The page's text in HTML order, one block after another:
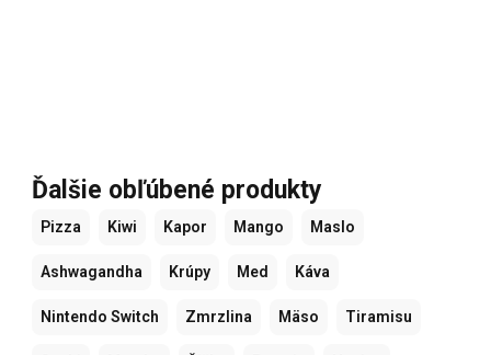
Ďalšie obľúbené produkty
Pizza Kiwi Kapor Mango Maslo
Ashwagandha Krúpy Med Káva
Nintendo Switch Zmrzlina Mäso Tiramisu